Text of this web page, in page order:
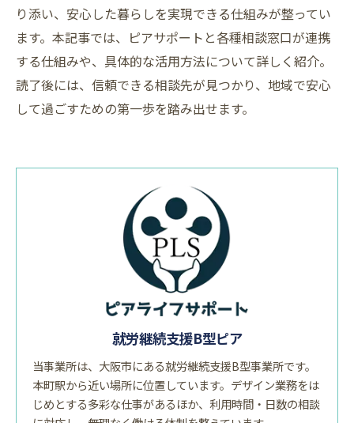
り添い、安心した暮らしを実現できる仕組みが整ってい
ます。本記事では、ピアサポートと各種相談窓口が連携
する仕組みや、具体的な活用方法について詳しく紹介。
読了後には、信頼できる相談先が見つかり、地域で安心
して過ごすための第一歩を踏み出せます。
就労継続支援B型ピア
当事業所は、大阪市にある就労継続支援B型事業所です。
本町駅から近い場所に位置しています。デザイン業務をは
じめとする多彩な仕事があるほか、利用時間・日数の相談